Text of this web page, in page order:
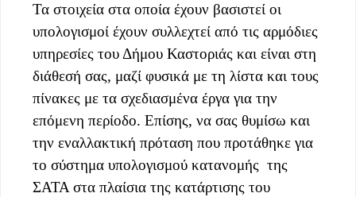
Τα στοιχεία στα οποία έχουν βασιστεί οι
υπολογισμοί έχουν συλλεχτεί από τις αρμόδιες
υπηρεσίες του Δήμου Καστοριάς και είναι στη
διάθεσή σας, μαζί φυσικά με τη λίστα και τους
πίνακες με τα σχεδιασμένα έργα για την
επόμενη περίοδο. Επίσης, να σας θυμίσω και
την εναλλακτική πρόταση που προτάθηκε για
το σύστημα υπολογισμού κατανομής της
ΣΑΤΑ στα πλαίσια της κατάρτισης του